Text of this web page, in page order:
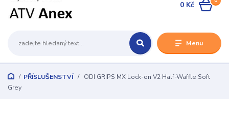
Menu
0 Kč
PŘÍSLUŠENSTVÍ
ODI GRIPS MX Lock-on V2 Half-Waffle Soft
Grey